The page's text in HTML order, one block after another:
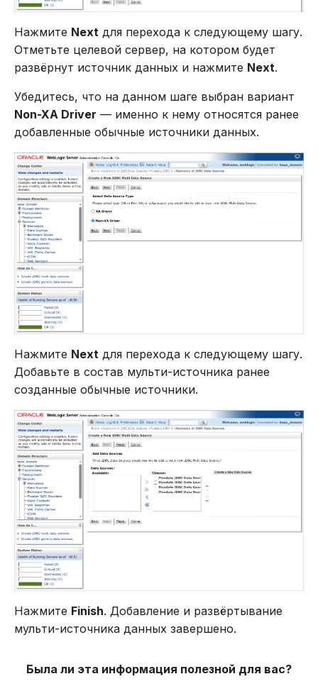
Нажмите Next для перехода к следующему шагу.
Отметьте целевой сервер, на котором будет
развёрнут источник данных и нажмите Next.
Убедитесь, что на данном шаге выбран вариант
Non-XA Driver — именно к нему относятся ранее
добавленные обычные источники данных.
Нажмите Next для перехода к следующему шагу.
Добавьте в состав мульти-источника ранее
созданные обычные источники.
Нажмите Finish. Добавление и развёртывание
мульти-источника данных завершено.
Была ли эта информация полезной для вас?